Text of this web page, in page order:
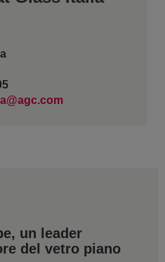
un leader
del vetro piano